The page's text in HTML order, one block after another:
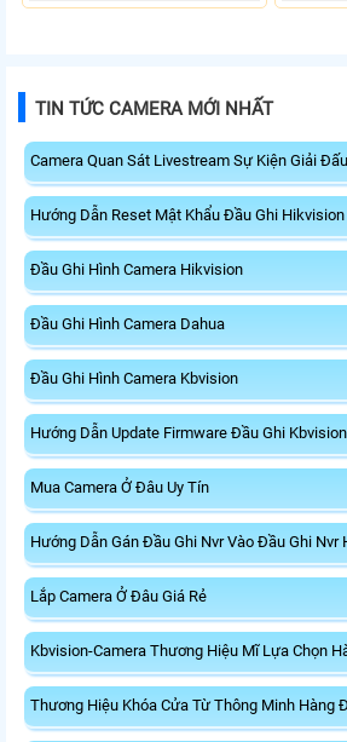
TIN TỨC CAMERA MỚI NHẤT
Camera Quan Sát Livestream Sự Kiện Giải
Hướng Dẫn Reset Mật Khẩu Đầu Ghi Hikvision
Đầu Ghi Hình Camera Hikvision
Đầu Ghi Hình Camera Dahua
Đầu Ghi Hình Camera Kbvision
Hướng Dẫn Update Firmware Đầu Ghi
Mua Camera Ở Đâu Uy Tín
Hướng Dẫn Gán Đầu Ghi Nvr Vào Đầu Ghi Nvr
Lắp Camera Ở Đâu Giá Rẻ
Kbvision-Camera Thương Hiệu Mĩ Lựa Chọn
Thương Hiệu Khóa Cửa Từ Thông Minh Hàng